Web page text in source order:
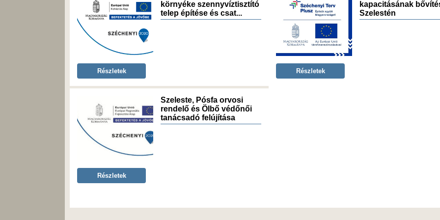
környéke szennyvíztisztító
telep építése és csat...
Részletek
kapacitásának
Szelestén
Részletek
Szeleste, Pósfa orvosi
rendelő és Ölbő védőnői
tanácsadó felújítása
Részletek